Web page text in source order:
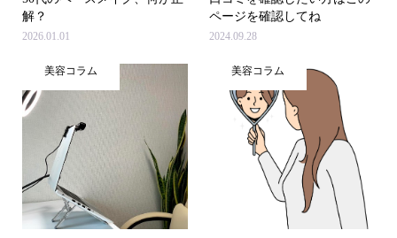
解？
2026.01.01
ページを確認してね
2024.09.28
美容コラム 美容コラム